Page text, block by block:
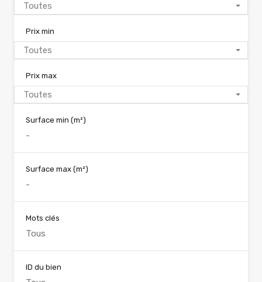
Toutes
Prix min
Toutes
Prix max
Toutes
Surface min (m²)
Surface max (m²)
Mots clés
ID du bien